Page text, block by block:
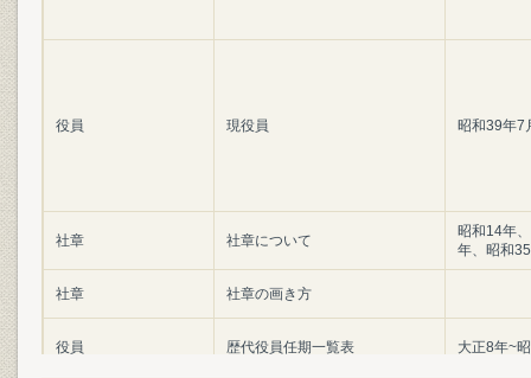
役員 現役員 昭和39年7
社章 社章について
昭和14年
年、昭和
社章 社章の画き方
役員 歴代役員任期一覧表 大正8年~